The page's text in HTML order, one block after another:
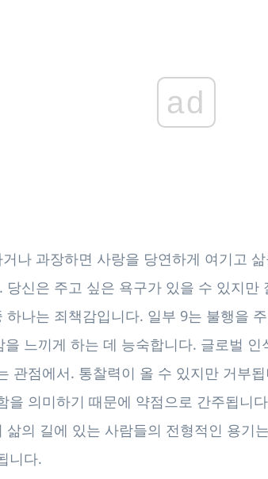
ad
나 과장하면 사랑을 당연하게 여기고
당신은 주고 싶은 욕구가 있을 수 있지만
하나는 죄책감입니다. 일부 9는 불행을
느끼게 하는 데 능숙합니다. 글로벌
관점에서. 통찰력이 올 수 있지만 거부
을 의미하기 때문에 약점으로 간주됩니
삶의 길에 있는 사람들의 전형적인 용기
니다.